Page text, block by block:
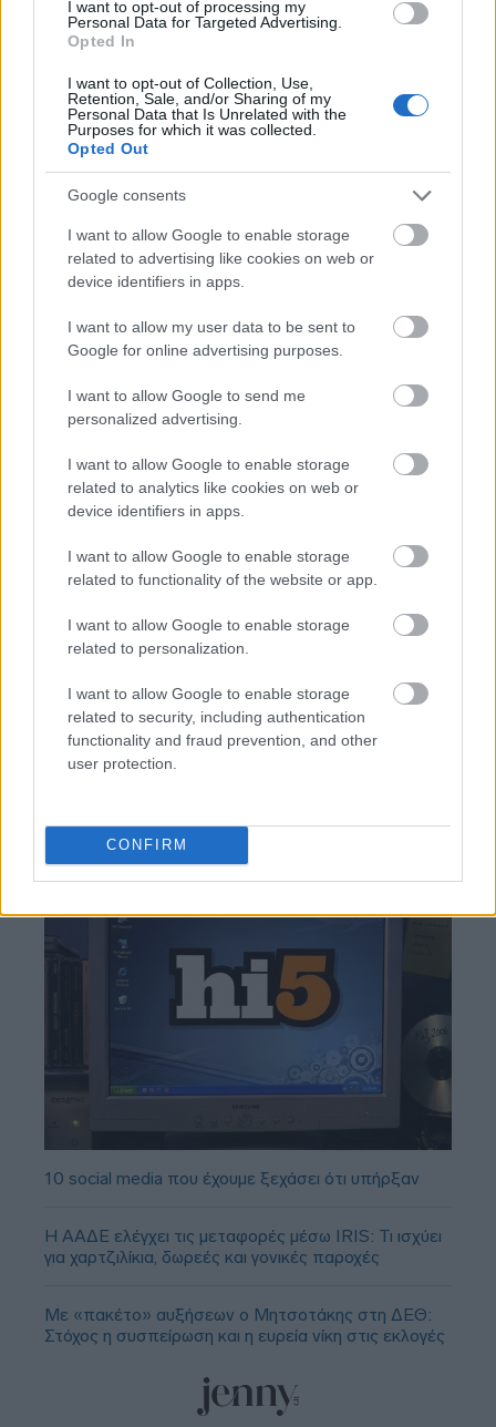
I want to opt-out of processing my
Personal Data for Targeted Advertising.
Opted In
I want to opt-out of Collection, Use,
Retention, Sale, and/or Sharing of my
Personal Data that Is Unrelated with the
Purposes for which it was collected.
Opted Out
Google consents
I want to allow Google to enable storage
related to advertising like cookies on web or
device identifiers in apps.
I want to allow my user data to be sent to
Google for online advertising purposes.
I want to allow Google to send me
personalized advertising.
I want to allow Google to enable storage
related to analytics like cookies on web or
device identifiers in apps.
I want to allow Google to enable storage
related to functionality of the website or app.
I want to allow Google to enable storage
related to personalization.
I want to allow Google to enable storage
related to security, including authentication
functionality and fraud prevention, and other
user protection.
CONFIRM
TAGS: Ρωσία Ουκρανία ΗΠΑ Πύραυλος
BEST OFINTERNET
Ολυμπιακός: Οι πιθανότητες πρόκρισης μέσα στην
Το mentality ορθώς δικαιώνεται, το position upgrade
Μάντσεστερ Σίτι: Το «ιλιγγιώδες» ποσό που θα
δαπανήσει συνολικά προκειμένου να
10 social media που έχουμε ξεχάσει ότι υπήρξαν
Η ΑΑΔΕ ελέγχει τις μεταφορές μέσω IRIS: Τι ισχύει
για χαρτζιλίκια, δωρεές και γονικές παροχές
Με «πακέτο» αυξήσεων ο Μητσοτάκης στη ΔΕΘ:
Στόχος η συσπείρωση και η ευρεία νίκη στις εκλογές